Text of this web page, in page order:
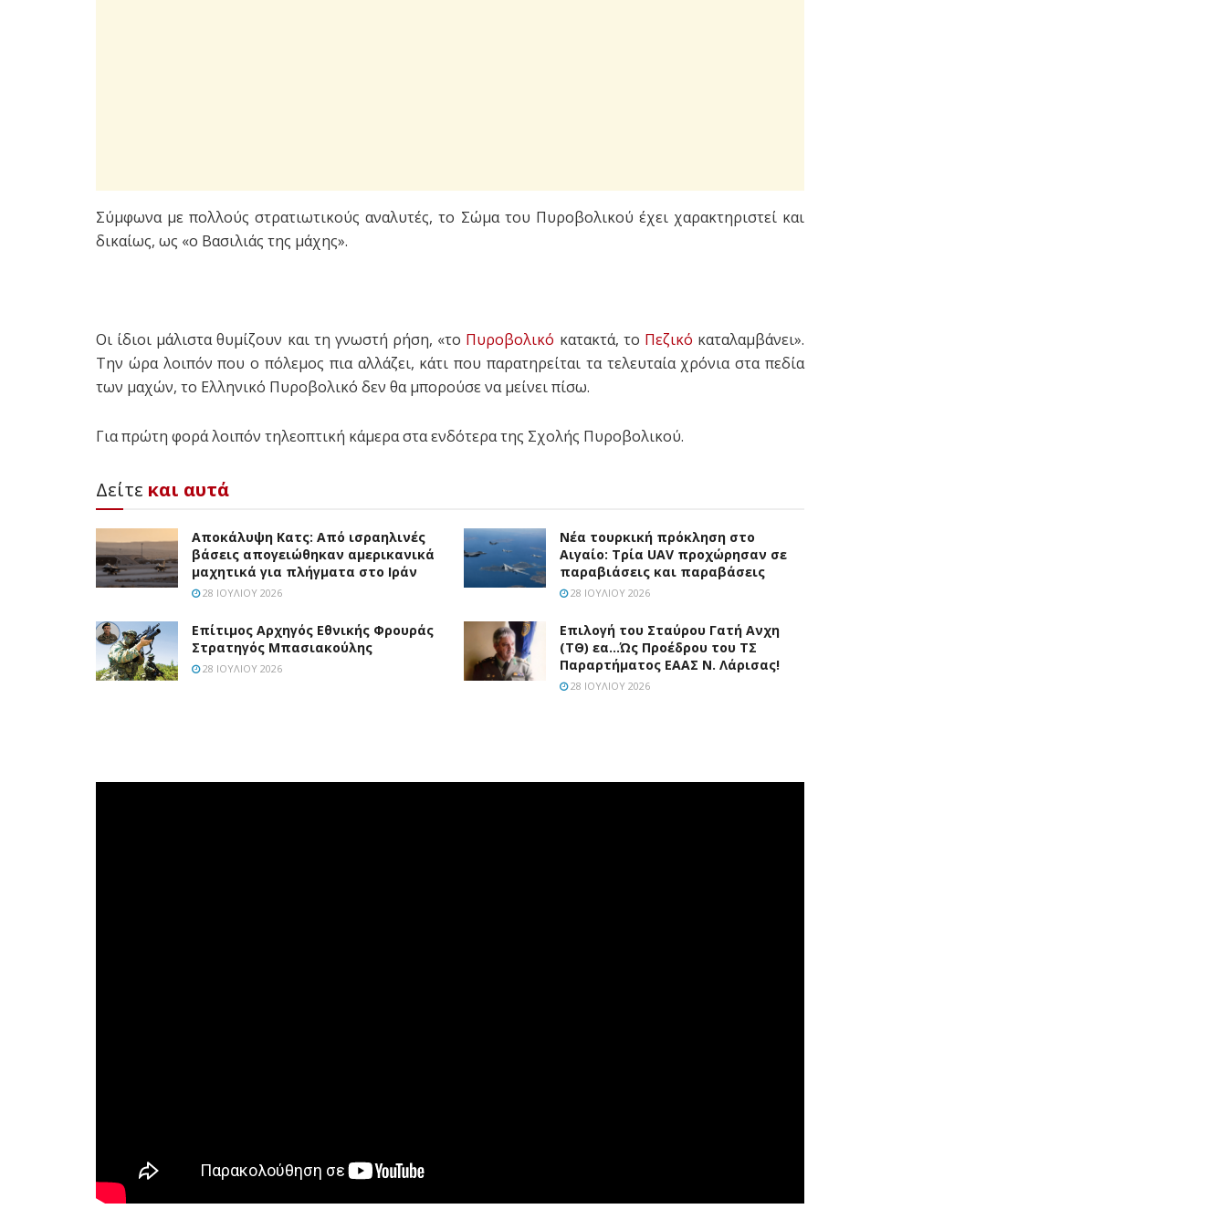
Σύμφωνα με πολλούς στρατιωτικούς αναλυτές, το Σώμα του Πυροβολικού έχει χαρακτηριστεί και
δικαίως, ως «ο Βασιλιάς της μάχης».
Οι ίδιοι μάλιστα θυμίζουν και τη γνωστή ρήση, «το Πυροβολικό κατακτά, το Πεζικό καταλαμβάνει».
Την ώρα λοιπόν που ο πόλεμος πια αλλάζει, κάτι που παρατηρείται τα τελευταία χρόνια στα πεδία
των μαχών, το Ελληνικό Πυροβολικό δεν θα μπορούσε να μείνει πίσω.
Για πρώτη φορά λοιπόν τηλεοπτική κάμερα στα ενδότερα της Σχολής Πυροβολικού.
Δείτε και αυτά
Αποκάλυψη Κατς: Από ισραηλινές
βάσεις απογειώθηκαν αμερικανικά
μαχητικά για πλήγματα στο Ιράν
28 ΙΟΥΛΊΟΥ 2026
Νέα τουρκική πρόκληση στο
Αιγαίο: Τρία UAV προχώρησαν σε
παραβιάσεις και παραβάσεις
28 ΙΟΥΛΊΟΥ 2026
Επίτιμος Αρχηγός Εθνικής Φρουράς
Στρατηγός Μπασιακούλης
28 ΙΟΥΛΊΟΥ 2026
Επιλογή του Σταύρου Γατή Ανχη
(ΤΘ) εα…Ώς Προέδρου του ΤΣ
Παραρτήματος ΕΑΑΣ Ν. Λάρισας!
28 ΙΟΥΛΊΟΥ 2026